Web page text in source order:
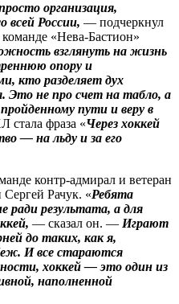
организация,
всей России, — подчерк­нул
«Нева-Бастион»
взглянуть на жизнь
опору и
кто разделяет дух
Это не про счет на табло, а
пути и веру в
стала фраза «Через хоккей
— на льду и за его
контр-адмирал и ветеран
Рачук. «Ребята
результата, а для
— сказал он. — Играют
до таких, как я,
И все стараются
хоккей — это один из
наполненной